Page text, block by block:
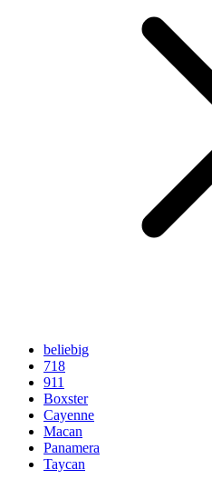
beliebig
718
911
Boxster
Cayenne
Macan
Panamera
Taycan